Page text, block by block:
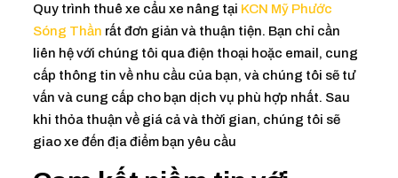
Quy trình thuê xe cẩu xe nâng tại KCN Mỹ Phước
Sóng Thần rất đơn giản và thuận tiện. Bạn chỉ cần
liên hệ với chúng tôi qua điện thoại hoặc email, cung
cấp thông tin về nhu cầu của bạn, và chúng tôi sẽ tư
vấn và cung cấp cho bạn dịch vụ phù hợp nhất. Sau
khi thỏa thuận về giá cả và thời gian, chúng tôi sẽ
giao xe đến địa điểm bạn yêu cầu